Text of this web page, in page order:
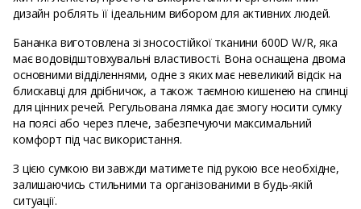
дизайн роблять її ідеальним вибором для активних людей.
Бананка виготовлена зі зносостійкої тканини 600D W/R, яка
має водовідштовхувальні властивості. Вона оснащена двома
основними відділеннями, одне з яких має невеликий відсік на
блискавці для дрібничок, а також таємною кишенею на спинці
для цінних речей. Регульована лямка дає змогу носити сумку
на поясі або через плече, забезпечуючи максимальний
комфорт під час використання.
З цією сумкою ви завжди матимете під рукою все необхідне,
залишаючись стильними та організованими в будь-якій
ситуації.